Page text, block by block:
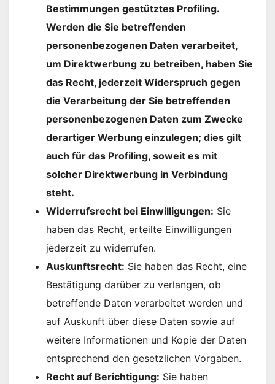
Bestimmungen gestütztes Profiling.
Werden die Sie betreffenden
personenbezogenen Daten verarbeitet,
um Direktwerbung zu betreiben, haben Sie
das Recht, jederzeit Widerspruch gegen
die Verarbeitung der Sie betreffenden
personenbezogenen Daten zum Zwecke
derartiger Werbung einzulegen; dies gilt
auch für das Profiling, soweit es mit
solcher Direktwerbung in Verbindung
steht.
Widerrufsrecht bei Einwilligungen: Sie
haben das Recht, erteilte Einwilligungen
jederzeit zu widerrufen.
Auskunftsrecht: Sie haben das Recht, eine
Bestätigung darüber zu verlangen, ob
betreffende Daten verarbeitet werden und
auf Auskunft über diese Daten sowie auf
weitere Informationen und Kopie der Daten
entsprechend den gesetzlichen Vorgaben.
Recht auf Berichtigung: Sie haben